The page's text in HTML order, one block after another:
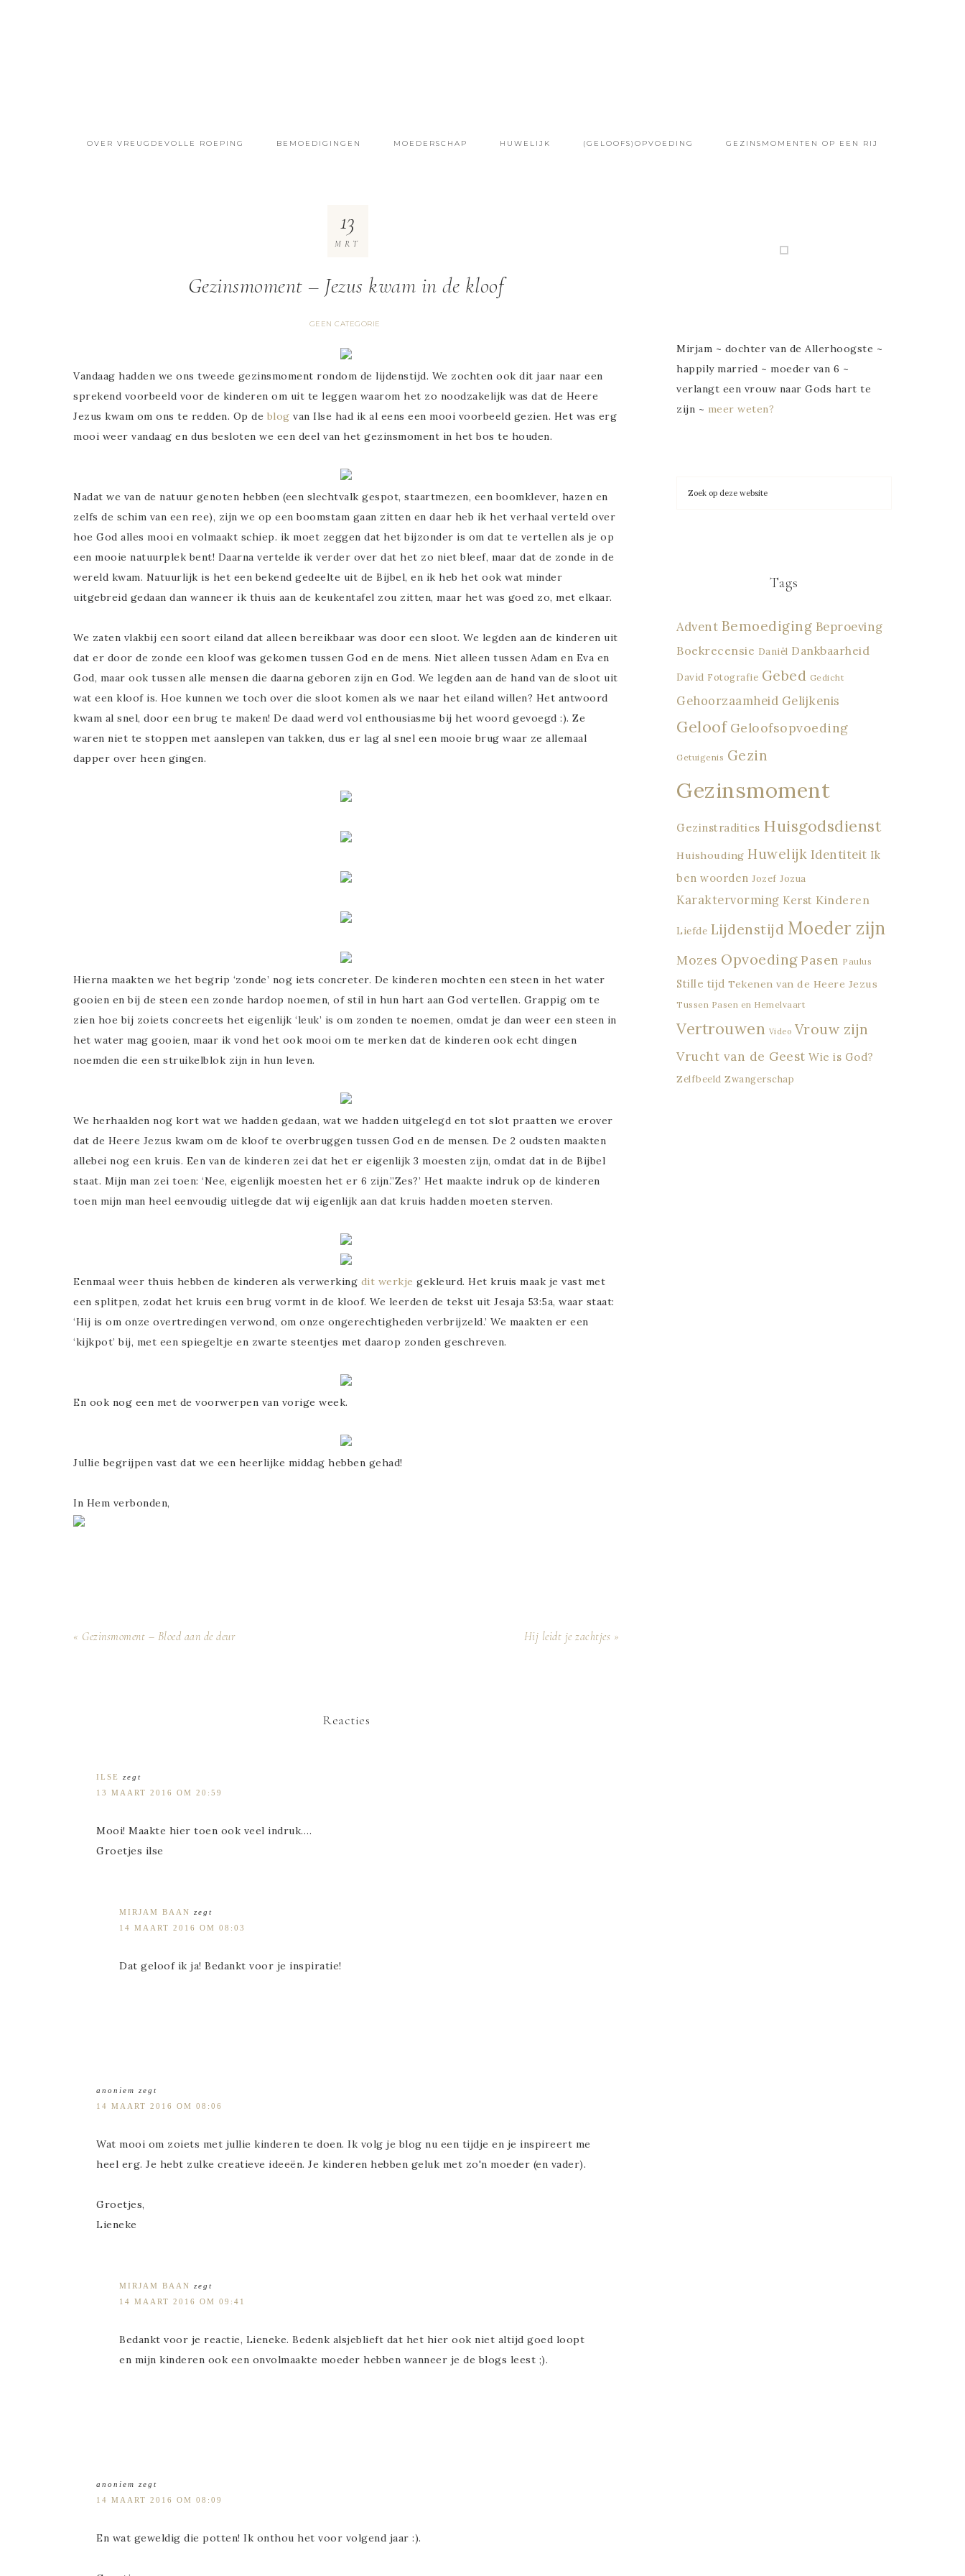
OVER VREUGDEVOLLE ROEPING BEMOEDIGINGEN MOEDERSCHAP HUWELIJK (GELOOFS)OPVOEDING GEZINSMOMENTEN OP EEN RIJ
Gezinsmoment – Jezus kwam in de kloof
GEEN CATEGORIE
13
MRT
Vandaag hadden we ons tweede gezinsmoment rondom de lijdenstijd. We zochten ook dit jaar naar een
sprekend voorbeeld voor de kinderen om uit te leggen waarom het zo noodzakelijk was dat de Heere
Jezus kwam om ons te redden. Op de blog van Ilse had ik al eens een mooi voorbeeld gezien. Het was erg
mooi weer vandaag en dus besloten we een deel van het gezinsmoment in het bos te houden.
Nadat we van de natuur genoten hebben (een slechtvalk gespot, staartmezen, een boomklever, hazen en
zelfs de schim van een ree), zijn we op een boomstam gaan zitten en daar heb ik het verhaal verteld over
hoe God alles mooi en volmaakt schiep. ik moet zeggen dat het bijzonder is om dat te vertellen als je op
een mooie natuurplek bent! Daarna vertelde ik verder over dat het zo niet bleef, maar dat de zonde in de
wereld kwam. Natuurlijk is het een bekend gedeelte uit de Bijbel, en ik heb het ook wat minder
uitgebreid gedaan dan wanneer ik thuis aan de keukentafel zou zitten, maar het was goed zo, met elkaar.
We zaten vlakbij een soort eiland dat alleen bereikbaar was door een sloot. We legden aan de kinderen uit
dat er door de zonde een kloof was gekomen tussen God en de mens. Niet alleen tussen Adam en Eva en
God, maar ook tussen alle mensen die daarna geboren zijn en God. We legden aan de hand van de sloot uit
wat een kloof is. Hoe kunnen we toch over die sloot komen als we naar het eiland willen? Het antwoord
kwam al snel, door een brug te maken! De daad werd vol enthousiasme bij het woord gevoegd :). Ze
waren niet te stoppen met aanslepen van takken, dus er lag al snel een mooie brug waar ze allemaal
dapper over heen gingen.
Hierna maakten we het begrip ‘zonde’ nog iets concreter. De kinderen mochten een steen in het water
gooien en bij de steen een zonde hardop noemen, of stil in hun hart aan God vertellen. Grappig om te
zien hoe bij zoiets concreets het eigenlijk ‘leuk’ is om zonden te noemen, omdat je dan weer een steen in
het water mag gooien, maar ik vond het ook mooi om te merken dat de kinderen ook echt dingen
noemden die een struikelblok zijn in hun leven.
We herhaalden nog kort wat we hadden gedaan, wat we hadden uitgelegd en tot slot praatten we erover
dat de Heere Jezus kwam om de kloof te overbruggen tussen God en de mensen. De 2 oudsten maakten
allebei nog een kruis. Een van de kinderen zei dat het er eigenlijk 3 moesten zijn, omdat dat in de Bijbel
staat. Mijn man zei toen: ‘Nee, eigenlijk moesten het er 6 zijn.”Zes?’ Het maakte indruk op de kinderen
toen mijn man heel eenvoudig uitlegde dat wij eigenlijk aan dat kruis hadden moeten sterven.
Eenmaal weer thuis hebben de kinderen als verwerking dit werkje gekleurd. Het kruis maak je vast met
een splitpen, zodat het kruis een brug vormt in de kloof. We leerden de tekst uit Jesaja 53:5a, waar staat:
‘Hij is om onze overtredingen verwond, om onze ongerechtigheden verbrijzeld.’ We maakten er een
‘kijkpot’ bij, met een spiegeltje en zwarte steentjes met daarop zonden geschreven.
En ook nog een met de voorwerpen van vorige week.
Jullie begrijpen vast dat we een heerlijke middag hebben gehad!
In Hem verbonden,
« Gezinsmoment – Bloed aan de deur Hij leidt je zachtjes »
Reacties
ILSE
zegt
13 MAART 2016 OM 20:59
Mooi! Maakte hier toen ook veel indruk….
Groetjes ilse
MIRJAM BAAN zegt
14 MAART 2016 OM 08:03
Dat geloof ik ja! Bedankt voor je inspiratie!
anoniem zegt
14 MAART 2016 OM 08:06
Wat mooi om zoiets met jullie kinderen te doen. Ik volg je blog nu een tijdje en je inspireert me
heel erg. Je hebt zulke creatieve ideeën. Je kinderen hebben geluk met zo'n moeder (en vader).
Groetjes,
Lieneke
MIRJAM BAAN zegt
14 MAART 2016 OM 09:41
Bedankt voor je reactie, Lieneke. Bedenk alsjeblieft dat het hier ook niet altijd goed loopt
en mijn kinderen ook een onvolmaakte moeder hebben wanneer je de blogs leest ;).
anoniem zegt
14 MAART 2016 OM 08:09
En wat geweldig die potten! Ik onthou het voor volgend jaar :).
Mirjam ~ dochter van de Allerhoogste ~
happily married ~ moeder van 6 ~
verlangt een vrouw naar Gods hart te
zijn ~ meer weten?
Tags
Advent Bemoediging Beproeving
Boekrecensie Daniël Dankbaarheid
David Fotografie Gebed Gedicht
Gehoorzaamheid Gelijkenis
Geloof Geloofsopvoeding
Getuigenis Gezin
Gezinsmoment
Gezinstradities Huisgodsdienst
Huishouding Huwelijk Identiteit Ik
ben woorden Jozef Jozua
Karaktervorming Kerst Kinderen
Liefde Lijdenstijd Moeder zijn
Mozes Opvoeding Pasen Paulus
Stille tijd Tekenen van de Heere Jezus
Tussen Pasen en Hemelvaart
Vertrouwen Video Vrouw zijn
Vrucht van de Geest Wie is God?
Zelfbeeld Zwangerschap